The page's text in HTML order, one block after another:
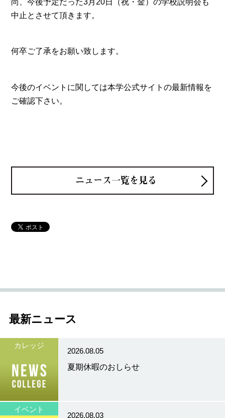
中止とさせて頂きます。
何卒ご了承をお願い致します。
今後のイベントに関しては本学公式サイトの最新情報を
ご確認下さい。
ニュース一覧を見る
最新ニュース
カレッジ
2026.08.05
夏期休暇のおしらせ
イベント
2026.08.03